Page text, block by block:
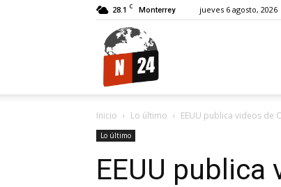
28.1 C Monterrey jueves 6 agosto, 2026
Inicio Lo último EEUU publica videos de
Lo último
EEUU publica